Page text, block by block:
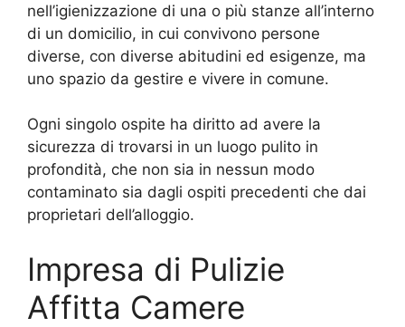
nell’igienizzazione di una o più stanze all’interno
di un domicilio, in cui convivono persone
diverse, con diverse abitudini ed esigenze, ma
uno spazio da gestire e vivere in comune.
Ogni singolo ospite ha diritto ad avere la
sicurezza di trovarsi in un luogo pulito in
profondità, che non sia in nessun modo
contaminato sia dagli ospiti precedenti che dai
proprietari dell’alloggio.
Impresa di Pulizie
Affitta Camere